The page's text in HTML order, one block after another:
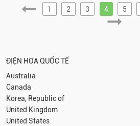
1 2 3 4 5
ĐIỆN HOA QUỐC TẾ
Australia
Canada
Korea, Republic of
United Kingdom
United States